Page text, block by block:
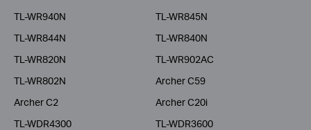
TL-WR940N
TL-WR845N
TL-WR844N
TL-WR840N
TL-WR820N
TL-WR902AC
TL-WR802N
Archer C59
Archer C2
Archer C20i
TL-WDR4300
TL-WDR3600